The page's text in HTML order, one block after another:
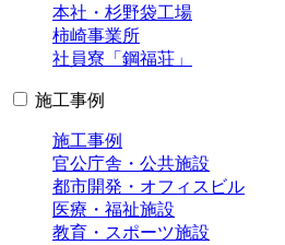
本社・杉野袋工場
柿崎事業所
社員寮「鋼福荘」
施工事例
施工事例
官公庁舎・公共施設
都市開発・オフィスビル
医療・福祉施設
教育・スポーツ施設